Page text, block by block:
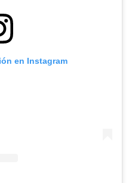
en Instagram